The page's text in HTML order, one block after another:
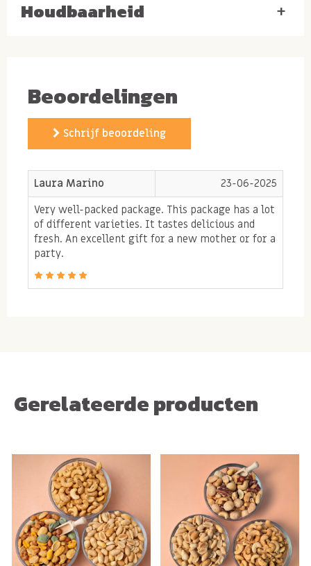
400 gram ongezouten
huismix pinda rozijn
200 gramgerookte amandelen
1xfire mix
1x gezoutennutcookies(soy bean crackers)
Sumatra mix
12-in-1 noten snack combi
aanbieding pakket
Met dit complete notenpakket tjokvol vers gebrande
noten, pinda's, noten mixen, zoutjes en Japanse mixen
heb je de lekkerste kant-en-klare snacks in huis om
meteen gezellig te kunnen borrelen. Doordat we de
Houdbaarheid +
Beoordelingen
Schrijf beoordeling
Laura Marino
23-06-2025
Very well-packed package. This package has a lot
of different varieties. It tastes delicious and
fresh. An excellent gift for a new mother or for a
party.
Gerelateerde producten